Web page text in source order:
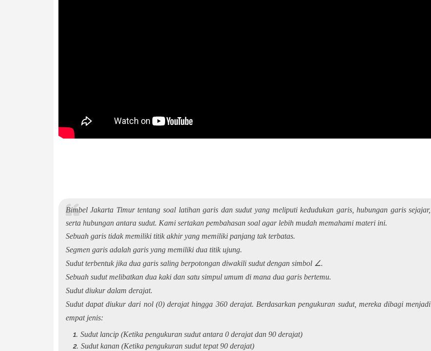
Bimbel Jakarta Timur tentang soal latihan garis dan sudut yang meliputi kedudukan garis, hubungan garis sejajar,
serta hubungan antara sudut. Kami sertakan pembahasan soal agar lebih mudah memahami materi ini.
Sebuah garis tidak memiliki titik akhir yang memiliki panjang tak terbatas.
Segmen garis adalah garis yang memiliki dua titik ujung.
Sudut terbentuk jika dua garis saling berpotongan diwakili sudut dengan simbol ∠.
Sebuah sudut melibatkan dua kaki dan satu simpul umum di mana dua garis bertemu.
Sudut diukur dalam derajat.
Sudut dapat diukur dari nol (0) derajat hingga 360 derajat. Berdasarkan pengukuran sudut, mereka dibagi menjadi
empat jenis:
Sudut lancip (Ketika pengukuran sudut antara 0 derajat dan 90 derajat)
Sudut kanan (Ketika pengukuran sudut tepat 90 derajat)